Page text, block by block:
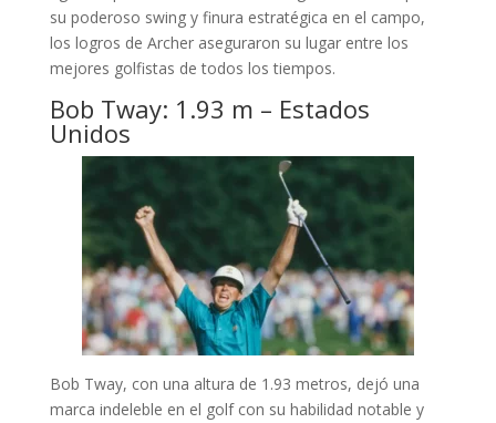
su poderoso swing y finura estratégica en el campo,
los logros de Archer aseguraron su lugar entre los
mejores golfistas de todos los tiempos.
Bob Tway: 1.93 m – Estados
Unidos
Bob Tway, con una altura de 1.93 metros, dejó una
marca indeleble en el golf con su habilidad notable y